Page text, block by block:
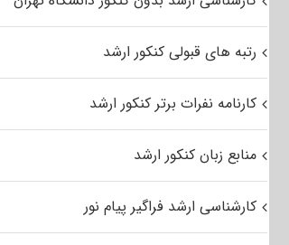
رتبه های قبولی کنکور ارشد
کارنامه نفرات برتر کنکور ارشد
منابع زبان کنکور ارشد
کارشناسی ارشد فراگیر پیام نور